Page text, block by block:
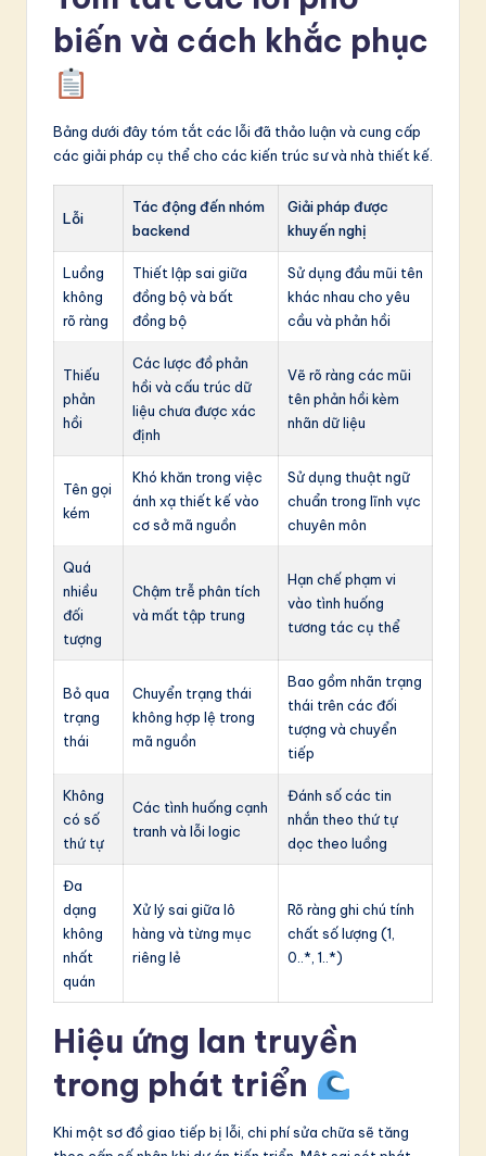
biến và cách khắc phục
Bảng dưới đây tóm tắt các lỗi đã thảo luận và cung cấp
các giải pháp cụ thể cho các kiến trúc sư và nhà thiết kế.
Lỗi
Tác động đến nhóm
backend
Giải pháp được
khuyến nghị
Luồng
không
rõ ràng
Thiết lập sai giữa
đồng bộ và bất
đồng bộ
Sử dụng đầu mũi tên
khác nhau cho yêu
cầu và phản hồi
Thiếu
phản
hồi
Các lược đồ phản
hồi và cấu trúc dữ
liệu chưa được xác
định
Vẽ rõ ràng các mũi
tên phản hồi kèm
nhãn dữ liệu
Tên gọi
kém
Khó khăn trong việc
ánh xạ thiết kế vào
cơ sở mã nguồn
Sử dụng thuật ngữ
chuẩn trong lĩnh vực
chuyên môn
Quá
nhiều
đối
tượng
Chậm trễ phân tích
và mất tập trung
Hạn chế phạm vi
vào tình huống
tương tác cụ thể
Bỏ qua
trạng
thái
Chuyển trạng thái
không hợp lệ trong
mã nguồn
Bao gồm nhãn trạng
thái trên các đối
tượng và chuyển
tiếp
Không
có số
thứ tự
Các tình huống cạnh
tranh và lỗi logic
Đánh số các tin
nhắn theo thứ tự
dọc theo luồng
Đa
dạng
không
nhất
quán
Xử lý sai giữa lô
hàng và từng mục
riêng lẻ
Rõ ràng ghi chú tính
chất số lượng (1,
0..*, 1..*)
Hiệu ứng lan truyền
trong phát triển
Khi một sơ đồ giao tiếp bị lỗi, chi phí sửa chữa sẽ tăng